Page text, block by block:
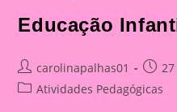
Educação
Post
author:
carolinapalhas01
Post
PostAtividades Pedagógicas